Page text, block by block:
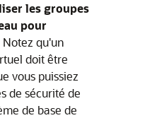
les groupes
pour
Notez qu'un
doit être
vous puissiez
de sécurité de
de base de